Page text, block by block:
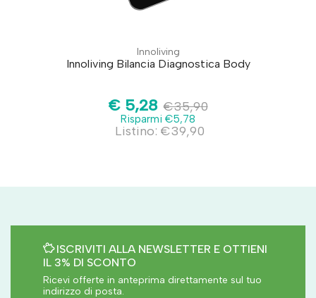
Innoliving
Innoliving Bilancia Diagnostica Body
€ 5,28 €35,90
Risparmi €5,78
Listino: €39,90
ISCRIVITI ALLA NEWSLETTER E OTTIENI
IL 3% DI SCONTO
Ricevi offerte in anteprima direttamente sul tuo
indirizzo di posta.